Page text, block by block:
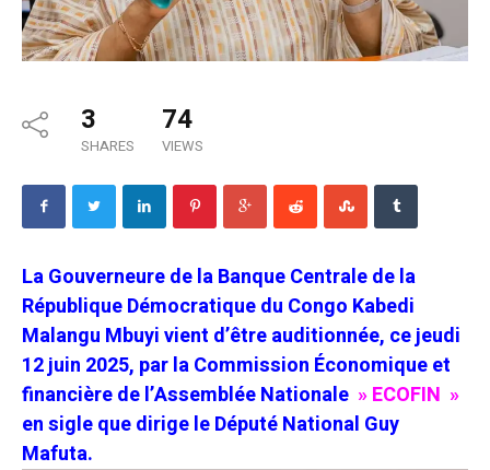
3
SHARES
74
VIEWS
La Gouverneure de la Banque Centrale de la
République Démocratique du Congo Kabedi
Malangu Mbuyi vient d’être auditionnée, ce jeudi
12 juin 2025, par la Commission Économique et
financière de l’Assemblée Nationale » ECOFIN »
en sigle que dirige le Député National Guy
Mafuta.